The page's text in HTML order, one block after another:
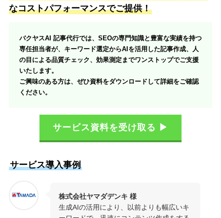
なコストパフォーマンスでご提供！
バクヤスAI 記事代行では、SEOの専門知識と豊富な実績を持つ
専任担当者が、キーワード選定からAIを活用した記事作成、人
の目による品質チェック、効果測定までワンストップでご支援
いたします。
ご興味のある方は、ぜひ資料をダウンロードして詳細をご確認
ください。
サービス資料を受け取る ▶
サービス導入事例
株式会社ヤマダデンキ 様
生成AIの活用により、以前よりも幅広いキ